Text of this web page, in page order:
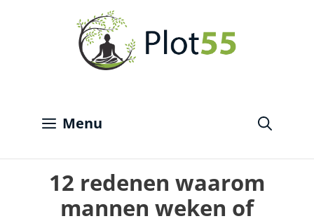
Menu
12 redenen waarom
mannen weken of